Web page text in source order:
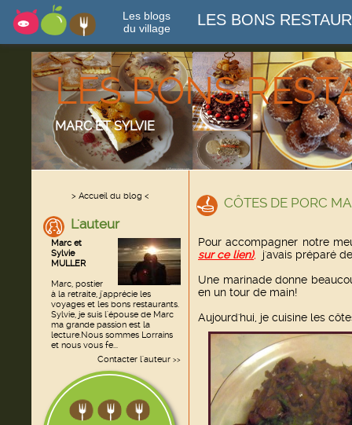
Les blogs
du village
LES BONS
LES BONS
MARC ET SYLVIE
> Accueil du blog <
L'auteur
Marc et
Sylvie
MULLER
Marc, postier
à la retraite, j'apprécie les
voyages et les bons restaurants.
Sylvie, je suis l'épouse de Marc
ma grande passion est la
lecture.Nous sommes Lorrains
et nous vous fe...
Contacter l'auteur >>
CÔTES DE PORC
Pour accompagner notre
sur ce lien),
j'avais préparé
Une marinade donne
en un tour de main!
Aujourd'hui, je cuisine les